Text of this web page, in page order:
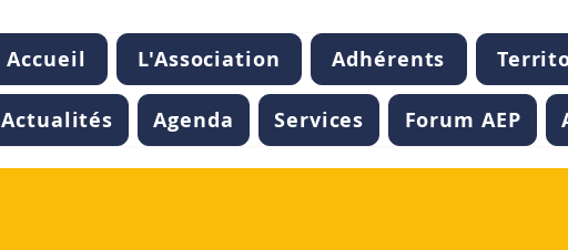
Accueil L'Association Adhérents
Actualités Agenda Services Forum AEP